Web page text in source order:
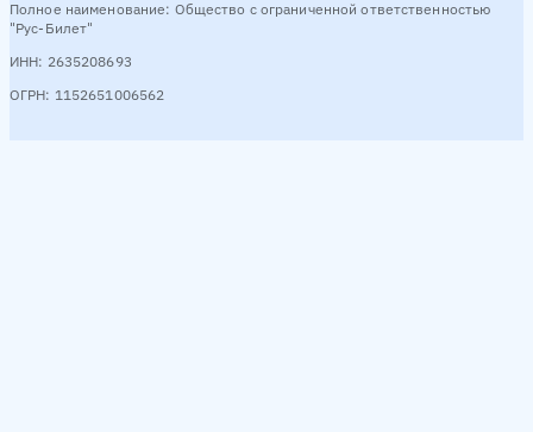
Полное наименование: Общество с ограниченной ответственностью
"Рус-Билет"
ИНН: 2635208693
ОГРН: 1152651006562